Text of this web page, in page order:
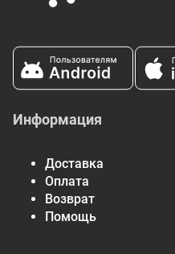
Информация
Доставка
Оплата
Возврат
Помощь